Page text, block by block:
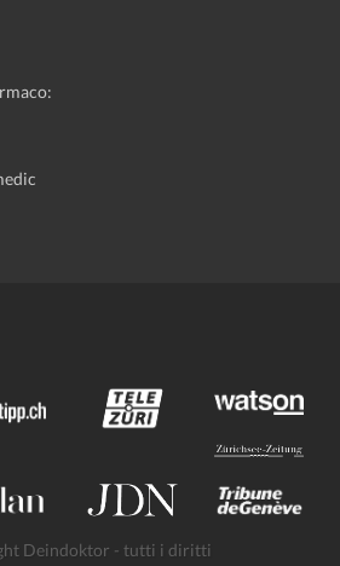
Deindoktor - tutti i diritti